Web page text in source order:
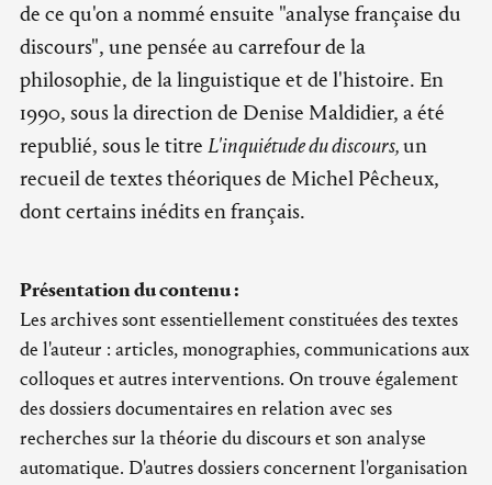
de ce qu'on a nommé ensuite "analyse française du
discours", une pensée au carrefour de la
philosophie, de la linguistique et de l'histoire. En
1990, sous la direction de Denise Maldidier, a été
republié, sous le titre L'inquiétude du discours,un
recueil de textes théoriques de Michel Pêcheux,
dont certains inédits en français.
Présentation du contenu :
Les archives sont essentiellement constituées des textes
de l'auteur : articles, monographies, communications aux
colloques et autres interventions. On trouve également
des dossiers documentaires en relation avec ses
recherches sur la théorie du discours et son analyse
automatique. D'autres dossiers concernent l'organisation